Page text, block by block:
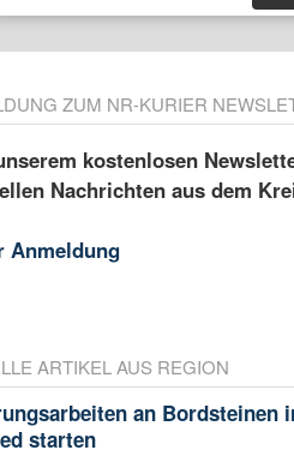
ZUM NR-KURIER
kostenlosen
Nachrichten aus dem
Anmeldung
ARTIKEL AUS REGION
an Bordsteinen
starten